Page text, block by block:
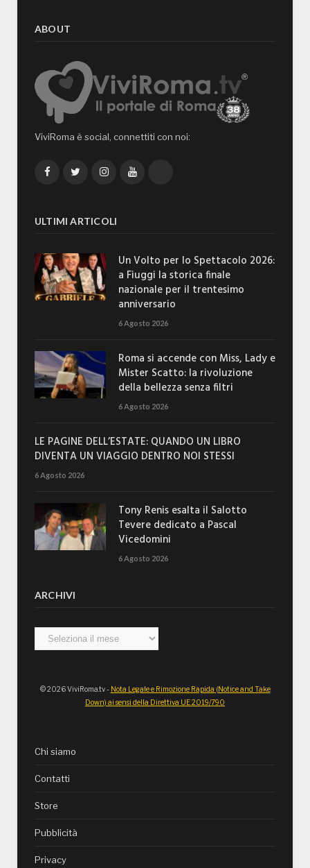
ABOUT
ViviRoma è social, connettiti con noi:
FacebookTwitterInstagramYouTube
ULTIMI ARTICOLI
Un Volto per lo Spettacolo 2026:
a Fiuggi la storica finale
nazionale per il trentesimo
anniversario
6 Agosto 2026
Roma si accende con Miss, Lady e
Mister Scatto: la rivoluzione
della bellezza senza filtri
6 Agosto 2026
LE PAGINE DELL’ESTATE: QUANDO UN LIBRO
DIVENTA UN VIAGGIO DENTRO NOI STESSI
6 Agosto 2026
Tony Renis esalta il Salotto
Tevere dedicato a Pascal
Vicedomini
6 Agosto 2026
ARCHIVI
Archivi
© 2026 ViviRoma.tv - Nota Legale e Rimozione Rapida (Notice and Take
Down) ai sensi della Direttiva UE 2019/790
Chi siamo
Contatti
Store
Pubblicità
Privacy